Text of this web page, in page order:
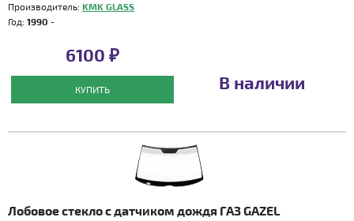
Производитель: KMK GLASS
Год: 1990 -
6100 ₽
КУПИТЬ В наличии
Лобовое стекло с датчиком дождя ГАЗ GAZEL